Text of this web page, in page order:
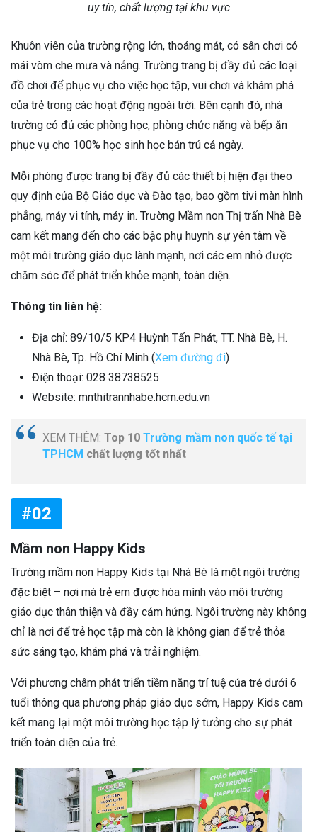
uy tín, chất lượng tại khu vực
Khuôn viên của trường rộng lớn, thoáng mát, có sân chơi có
mái vòm che mưa và nắng. Trường trang bị đầy đủ các loại
đồ chơi để phục vụ cho việc học tập, vui chơi và khám phá
của trẻ trong các hoạt động ngoài trời. Bên cạnh đó, nhà
trường có đủ các phòng học, phòng chức năng và bếp ăn
phục vụ cho 100% học sinh học bán trú cả ngày.
Mỗi phòng được trang bị đầy đủ các thiết bị hiện đại theo
quy định của Bộ Giáo dục và Đào tạo, bao gồm tivi màn hình
phẳng, máy vi tính, máy in. Trường Mầm non Thị trấn Nhà Bè
cam kết mang đến cho các bậc phụ huynh sự yên tâm về
một môi trường giáo dục lành mạnh, nơi các em nhỏ được
chăm sóc để phát triển khỏe mạnh, toàn diện.
Thông tin liên hệ:
Địa chỉ: 89/10/5 KP4 Huỳnh Tấn Phát, TT. Nhà Bè, H.
Nhà Bè, Tp. Hồ Chí Minh (Xem đường đi)
Điện thoại: 028 38738525
Website: mnthitrannhabe.hcm.edu.vn
XEM THÊM:Top 10Trường mầm non quốc tế tại
TPHCM chất lượng tốt nhất
#02
Mầm non Happy Kids
Trường mầm non Happy Kids tại Nhà Bè là một ngôi trường
đặc biệt – nơi mà trẻ em được hòa mình vào môi trường
giáo dục thân thiện và đầy cảm hứng. Ngôi trường này không
chỉ là nơi để trẻ học tập mà còn là không gian để trẻ thỏa
sức sáng tạo, khám phá và trải nghiệm.
Với phương châm phát triển tiềm năng trí tuệ của trẻ dưới 6
tuổi thông qua phương pháp giáo dục sớm, Happy Kids cam
kết mang lại một môi trường học tập lý tưởng cho sự phát
triển toàn diện của trẻ.